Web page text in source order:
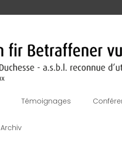
Témoignages
Archiv